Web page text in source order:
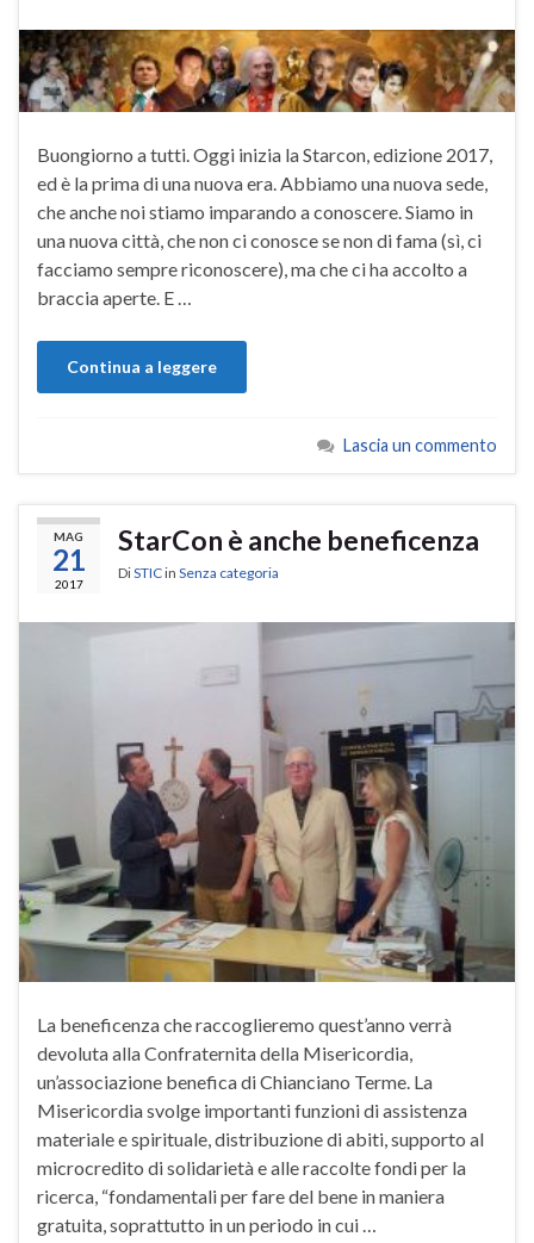
Buongiorno a tutti. Oggi inizia la Starcon, edizione 2017,
ed è la prima di una nuova era. Abbiamo una nuova sede,
che anche noi stiamo imparando a conoscere. Siamo in
una nuova città, che non ci conosce se non di fama (sì, ci
facciamo sempre riconoscere), ma che ci ha accolto a
braccia aperte. E …
Continua a leggere
Lascia un commento
MAG
21
2017
StarCon è anche beneficenza
DiSTICin Senza categoria
La beneficenza che raccoglieremo quest’anno verrà
devoluta alla Confraternita della Misericordia,
un’associazione benefica di Chianciano Terme. La
Misericordia svolge importanti funzioni di assistenza
materiale e spirituale, distribuzione di abiti, supporto al
microcredito di solidarietà e alle raccolte fondi per la
ricerca, “fondamentali per fare del bene in maniera
gratuita, soprattutto in un periodo in cui …